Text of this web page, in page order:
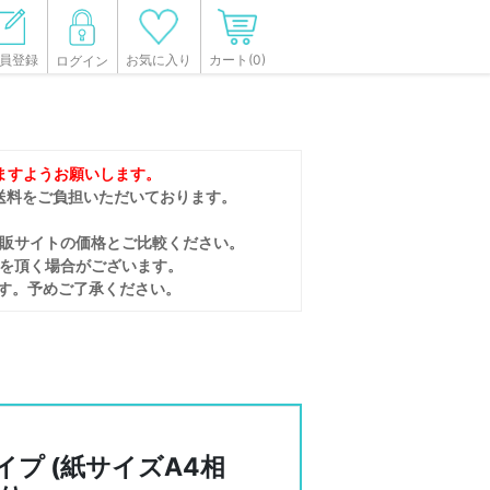
登録 ログイン お気に入り カート(0)
ようお願いします。
をご負担いただいております。
イトの価格とご比較ください。
く場合がございます。
予めご了承ください。
プ (紙サイズA4相